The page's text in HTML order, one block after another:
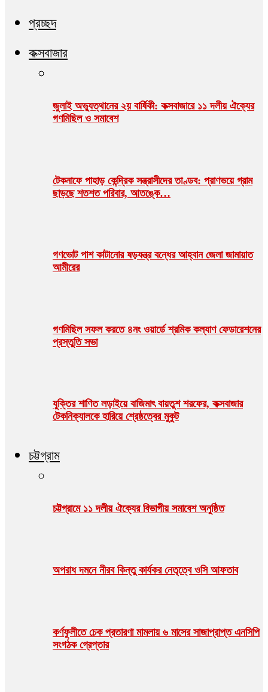
প্রচ্ছদ
কক্সবাজার
জুলাই অভ্যুত্থানের ২য় বার্ষিকী: কক্সবাজারে ১১ দলীয় ঐক্যের
গণমিছিল ও সমাবেশ
টেকনাফে পাহাড় কেন্দ্রিক সন্ত্রাসীদের তাণ্ডব: প্রাণভয়ে গ্রাম
ছাড়ছে শতশত পরিবার, আতঙ্কে…
গণভোট পাশ কাটানোর ষড়যন্ত্র বন্ধের আহ্বান জেলা জামায়াত
আমীরের
গণমিছিল সফল করতে ৪নং ওয়ার্ডে শ্রমিক কল্যাণ ফেডারেশনের
প্রস্তুতি সভা
যুক্তির শাণিত লড়াইয়ে বাজিমাৎ বায়তুশ শরফের, কক্সবাজার
টেকনিক্যালকে হারিয়ে শ্রেষ্ঠত্বের মুকুট
চট্টগ্রাম
চট্টগ্রামে ১১ দলীয় ঐক্যের বিভাগীয় সমাবেশ অনুষ্ঠিত
অপরাধ দমনে নীরব কিন্তু কার্যকর নেতৃত্বে ওসি আফতাব
কর্ণফুলীতে চেক প্রতারণা মামলায় ৬ মাসের সাজাপ্রাপ্ত এনসিপি
সংগঠক গ্রেপ্তার